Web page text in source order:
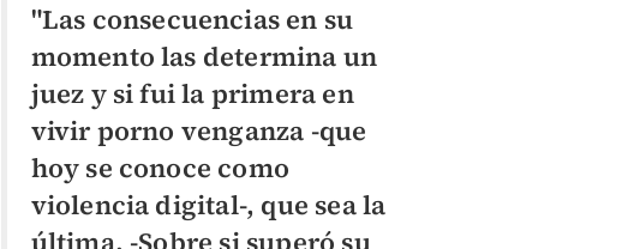
"Las consecuencias en su
momento las determina un
juez y si fui la primera en
vivir porno venganza -que
hoy se conoce como
violencia digital-, que sea la